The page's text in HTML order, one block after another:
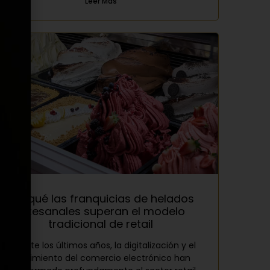
Por qué las franquicias de helados
artesanales superan el modelo
tradicional de retail
Durante los últimos años, la digitalización y el
crecimiento del comercio electrónico han